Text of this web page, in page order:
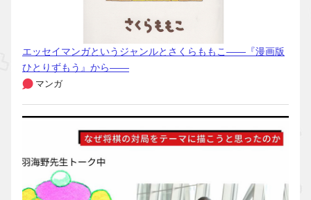
エッセイマンガというジャンルとさくらももこ――『漫画版
ひとりずもう』から――
マンガ